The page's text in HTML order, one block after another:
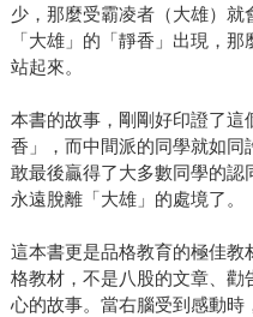
少，那麼受霸凌者（大雄）
「大雄」的「靜香」出現，
站起來。
本書的故事，剛剛好印證了
香」，而中間派的同學就如同
敢最後贏得了大多數同學的認
永遠脫離「大雄」的處境了。
這本書更是品格教育的極佳教
格教材，不是八股的文章、勸
心的故事。當右腦受到感動時